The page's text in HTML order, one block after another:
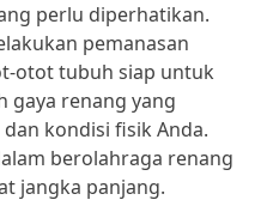
perlu diperhatikan.
pemanasan
otot tubuh siap untuk
gaya renang yang
kondisi fisik Anda.
berolahraga renang
jangka panjang.